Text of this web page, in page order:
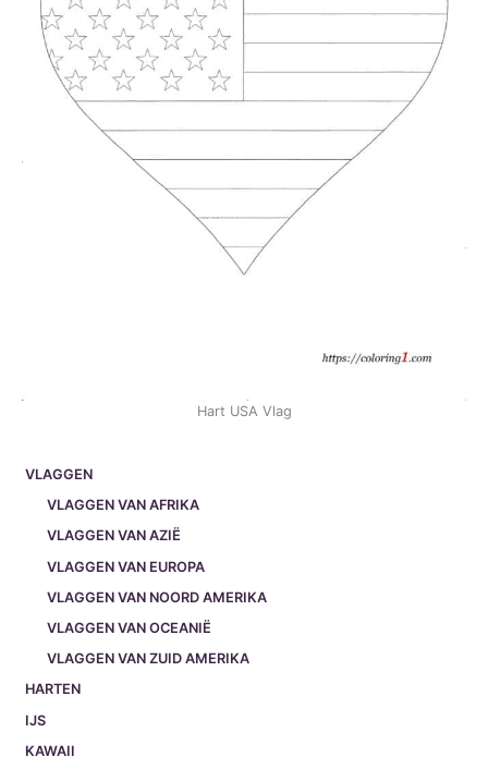
VLAGGEN
VLAGGEN VAN AFRIKA
VLAGGEN VAN AZIË
VLAGGEN VAN EUROPA
VLAGGEN VAN NOORD AMERIKA
VLAGGEN VAN OCEANIË
VLAGGEN VAN ZUID AMERIKA
HARTEN
IJS
KAWAII
Hart USA Vlag